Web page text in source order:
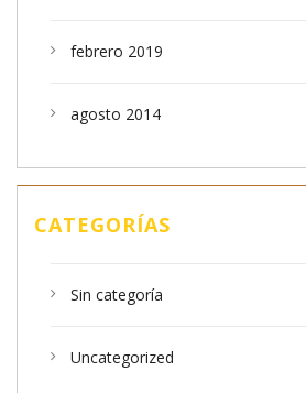
febrero 2019
agosto 2014
CATEGORÍAS
Sin categoría
Uncategorized